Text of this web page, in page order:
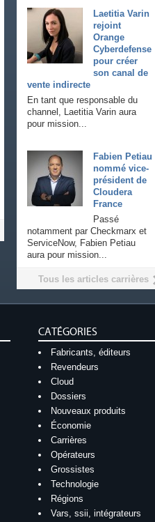
Laetitia Varin
rejoint
Orange
Cyberdefense
pour créer
son canal de
vente indirecte
En tant que responsable du
channel, Laetitia Varin aura
pour mission...
Fabien Petiau
nommé vice-
président de
Cloudera
France
Passé
notamment par Checkmarx et
ServiceNow, Fabien Petiau
aura pour mission...
Tous les articles carrières
CATÉGORIES
Fabricants, éditeurs
Revendeurs
Cloud
Dossiers
Nouveaux produits
Économie
Carrières
Opérateurs
Grossistes
Technologie
Régions
Vars, ssii, intégrateurs